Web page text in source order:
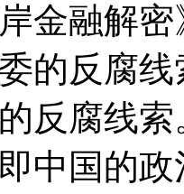
金融解
的反腐
反腐线
中国的